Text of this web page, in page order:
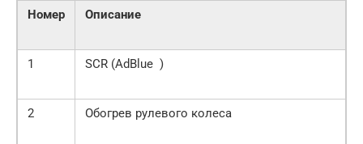
Номер Описание
1 SCR (AdBlue )
2 Обогрев рулевого колеса